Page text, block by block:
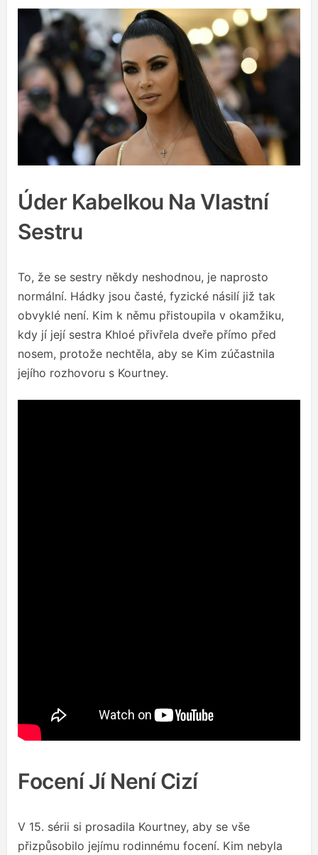
Úder Kabelkou Na Vlastní
Sestru
To, že se sestry někdy neshodnou, je naprosto
normální. Hádky jsou časté, fyzické násilí již tak
obvyklé není. Kim k němu přistoupila v okamžiku,
kdy jí její sestra Khloé přivřela dveře přímo před
nosem, protože nechtěla, aby se Kim zúčastnila
jejího rozhovoru s Kourtney.
Focení Jí Není Cizí
V 15. sérii si prosadila Kourtney, aby se vše
přizpůsobilo jejímu rodinnému focení. Kim nebyla